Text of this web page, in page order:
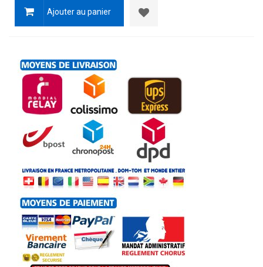
Ajouter au panier